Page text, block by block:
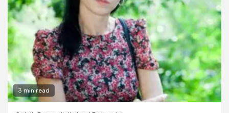
3 min read